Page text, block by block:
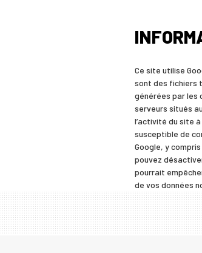
Ce site utilise
sont des fichiers
générées par les
serveurs situés
l’activité du site
susceptible de
Google, y
pouvez
pourrait
de vos données